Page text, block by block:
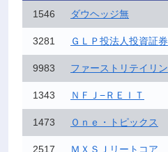
1546 ダウヘッジ無
3281 ＧＬＰ投法人投資証券
9983 ファーストリテイリン
1343 ＮＦＪ−ＲＥＩＴ
1473 Ｏｎｅ・トピックス
2517 ＭＸＳＪリートコア